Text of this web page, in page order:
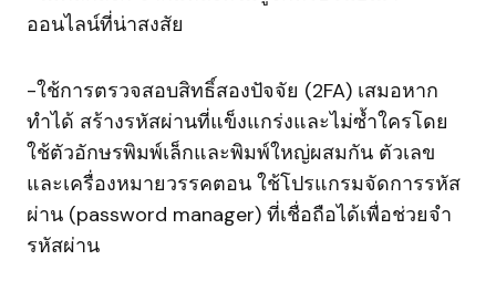
ออนไลน์ที่น่าสงสัย
-ใช้การตรวจสอบสิทธิ์สองปัจจัย (2FA) เสมอหาก
ทำได้ สร้างรหัสผ่านที่แข็งแกร่งและไม่ซ้ำใครโดย
ใช้ตัวอักษรพิมพ์เล็กและพิมพ์ใหญ่ผสมกัน ตัวเลข
และเครื่องหมายวรรคตอน ใช้โปรแกรมจัดการรหัส
ผ่าน (password manager) ที่เชื่อถือได้เพื่อช่วยจำ
รหัสผ่าน